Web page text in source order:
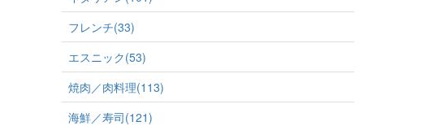
フレンチ(33)
エスニック(53)
焼肉／肉料理(113)
海鮮／寿司(121)